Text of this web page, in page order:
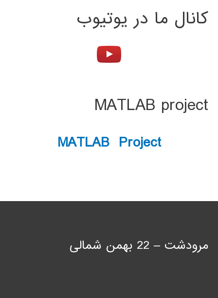
کانال ما در یوتیوب
MATLAB project
MATLAB Project
مرودشت – 22 بهمن شمالی